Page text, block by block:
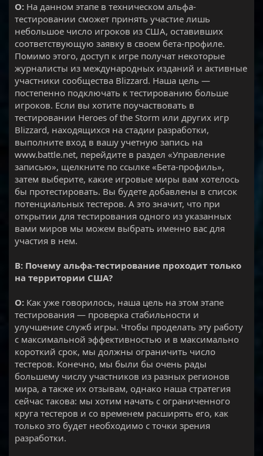
О: На данном этапе в техническом альфа-
тестировании сможет принять участие лишь
небольшое число игроков из США, оставивших
соответствующую заявку в своем бета-профиле.
Помимо этого, доступ к игре получат некоторые
журналисты из международных изданий и активные
участники сообщества Blizzard. Наша цель —
постепенно подключать к тестированию больше
игроков. Если вы хотите поучаствовать в
тестировании Heroes of the Storm или других игр
Blizzard, находящихся на стадии разработки,
выполните вход в вашу учетную запись на
www.battle.net, перейдите в раздел «Управление
записью», щелкните по ссылке «Бета-профиль»,
затем выберите, какие игровые миры вам хотелось
бы протестировать. Вы будете добавлены в список
потенциальных тестеров. А это значит, что при
открытии для тестирования одного из указанных
вами миров мы можем выбрать именно вас для
участия в нем.
В: Почему альфа-тестирование проходит только
на территории США?
О: Как уже говорилось, наша цель на этом этапе
тестирования — проверка стабильности и
улучшение служб игры. Чтобы проделать эту работу
с максимальной эффективностью и в максимально
короткий срок, мы должны ограничить число
тестеров. Конечно, мы были бы очень рады
большему числу участников из разных регионов
мира, а также их отзывам, однако наша стратегия
сейчас такова: мы хотим начать с ограниченного
круга тестеров и со временем расширять его, как
только это будет необходимо с точки зрения
разработки.